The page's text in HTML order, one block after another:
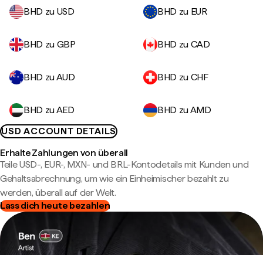
BHD zu USD
BHD zu EUR
BHD zu GBP BHD zu CAD
BHD zu AUD BHD zu CHF
BHD zu AED
BHD zu AMD
USD ACCOUNT DETAILS
Erhalte Zahlungen von überall
Teile USD-, EUR-, MXN- und BRL-Kontodetails mit Kunden und
Gehaltsabrechnung, um wie ein Einheimischer bezahlt zu
werden, überall auf der Welt.
Lass dich heute bezahlen